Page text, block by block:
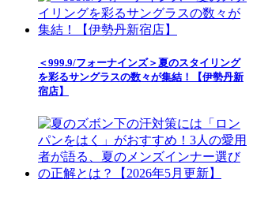
＜999.9/フォーナインズ＞夏のスタイリング
を彩るサングラスの数々が集結！【伊勢丹新
宿店】